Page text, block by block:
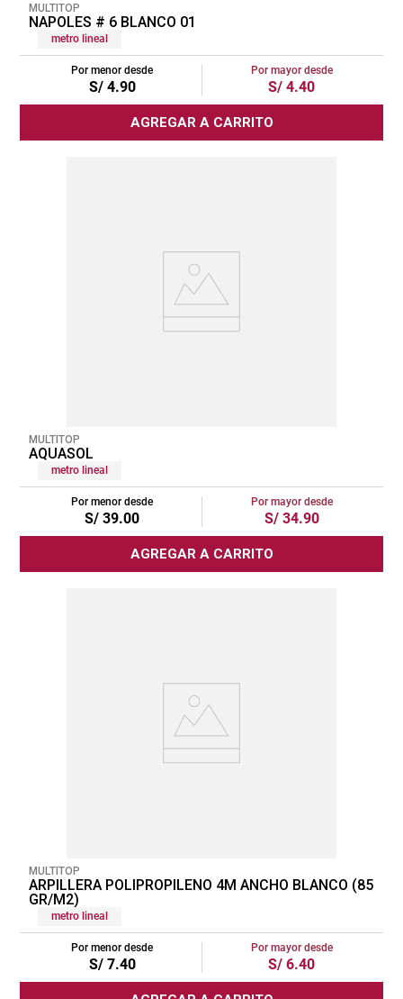
MULTITOP
NAPOLES # 6 BLANCO 01
metro lineal
Por menor desde
S/ 4.90
Por mayor desde
S/ 4.40
AGREGAR A CARRITO
MULTITOP
AQUASOL
metro lineal
Por menor desde
S/ 39.00
Por mayor desde
S/ 34.90
AGREGAR A CARRITO
MULTITOP
ARPILLERA POLIPROPILENO 4M ANCHO BLANCO (85
GR/M2)
metro lineal
Por menor desde
S/ 7.40
Por mayor desde
S/ 6.40